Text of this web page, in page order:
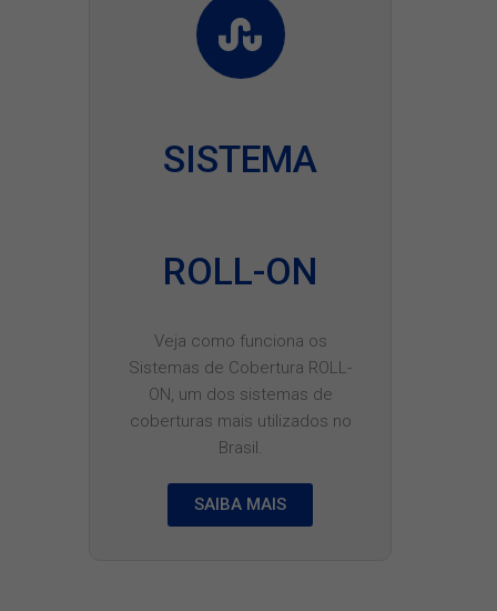
SISTEMA
ROLL-ON
Veja como funciona os
Sistemas de Cobertura ROLL-
ON, um dos sistemas de
coberturas mais utilizados no
Brasil.
SAIBA MAIS